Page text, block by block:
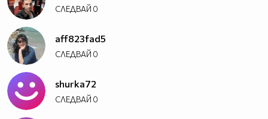
СЛЕДВАЙ 0
aff823fad5
СЛЕДВАЙ 0
shurka72
СЛЕДВАЙ 0